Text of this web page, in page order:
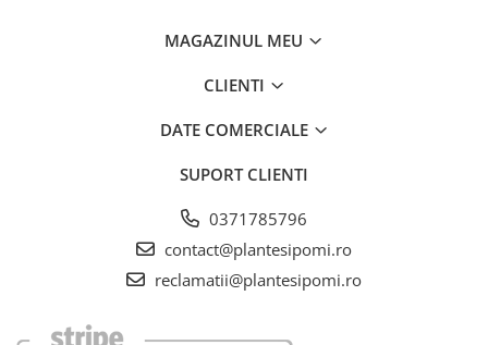
MAGAZINUL MEU
CLIENTI
DATE COMERCIALE
SUPORT CLIENTI
0371785796
contact@plantesipomi.ro
reclamatii@plantesipomi.ro